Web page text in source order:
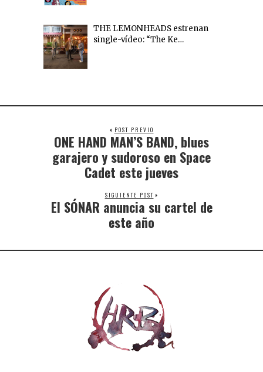
THE LEMONHEADS estrenan
single-vídeo: “The Ke…
POST PREVIO
ONE HAND MAN’S BAND, blues
garajero y sudoroso en Space
Cadet este jueves
SIGUIENTE POST
El SÓNAR anuncia su cartel de
este año